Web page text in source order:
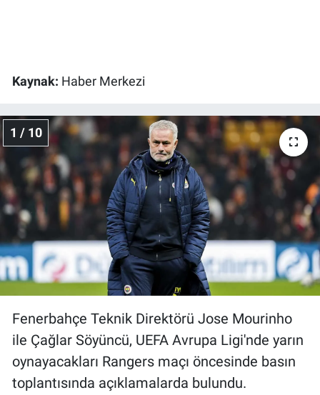
Kaynak: Haber Merkezi
1 / 10
Fenerbahçe Teknik Direktörü Jose Mourinho
ile Çağlar Söyüncü, UEFA Avrupa Ligi'nde yarın
oynayacakları Rangers maçı öncesinde basın
toplantısında açıklamalarda bulundu.
İlan
Kimdir
Koronavirüs
Kültür Sanat
Ne demişti
Nedir
Popüler
Programlar